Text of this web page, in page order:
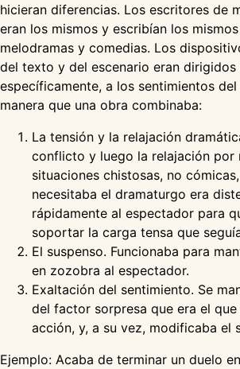
hicieran diferencias. Los escritores de
eran los mismos y escribían los
melodramas y comedias. Los
del texto y del escenario eran dirigidos
específicamente, a los sentimientos
manera que una obra combinaba:
La tensión y la relajación
conflicto y luego la relajación por
situaciones chistosas, no
necesitaba el dramaturgo era
rápidamente al espectador para
soportar la carga tensa que
El suspenso. Funcionaba para
en zozobra al espectador.
Exaltación del sentimiento. Se
del factor sorpresa que era el
acción, y, a su vez, modificaba el
Ejemplo: Acaba de terminar un duelo